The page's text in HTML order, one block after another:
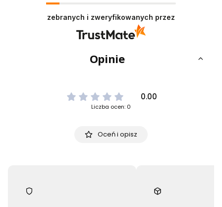
Doceniamy czas i wysiłek włożony w podzielenie
się z nami Twoimi doświadczeniami. Do
zebranych i zweryfikowanych przez
Opinie
0.00
Liczba ocen: 0
Oceń i opisz